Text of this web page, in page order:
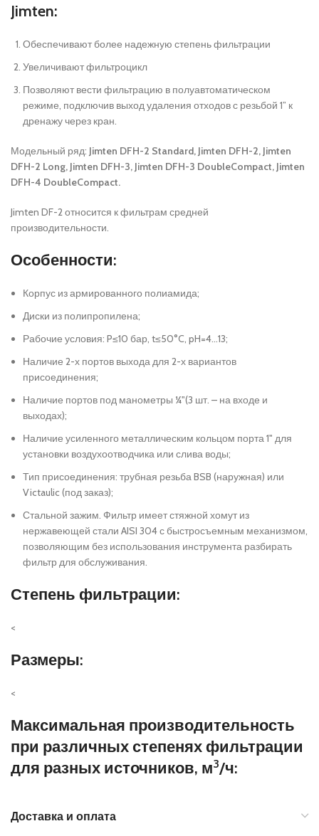
Jimten:
Обеспечивают более надежную степень фильтрации
Увеличивают фильтроцикл
Позволяют вести фильтрацию в полуавтоматическом
режиме, подключив выход удаления отходов с резьбой 1” к
дренажу через кран.
Модельный ряд: Jimten DFH-2 Standard, Jimten DFH-2, Jimten
DFH-2 Long, Jimten DFH-3, Jimten DFH-3 DoubleCompact, Jimten
DFH-4 DoubleCompact.
Jimten DF-2 относится к фильтрам средней
производительности.
Особенности:
Корпус из армированного полиамида;
Диски из полипропилена;
Рабочие условия: P≤10 бар, t≤50°C, pH=4…13;
Наличие 2-х портов выхода для 2-х вариантов
присоединения;
Наличие портов под манометры ¼"(3 шт. – на входе и
выходах);
Наличие усиленного металлическим кольцом порта 1" для
установки воздухоотводчика или слива воды;
Тип присоединения: трубная резьба BSB (наружная) или
Victaulic (под заказ);
Стальной зажим. Фильтр имеет стяжной хомут из
нержавеющей стали AISI 304 с быстросъемным механизмом,
позволяющим без использования инструмента разбирать
фильтр для обслуживания.
Степень фильтрации:
<
Размеры:
<
Максимальная производительность
при различных степенях фильтрации
для разных источников, м3/ч:
Доставка и оплата